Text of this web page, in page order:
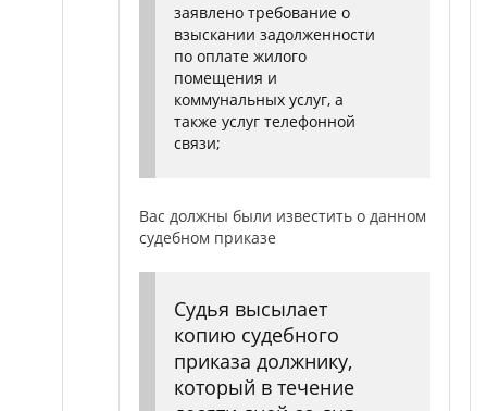
заявлено требование о
взыскании задолженности
по оплате жилого
помещения и
коммунальных услуг, а
также услуг телефонной
связи;
Вас должны были известить о данном
судебном приказе
Судья высылает
копию судебного
приказа должнику,
который в течение